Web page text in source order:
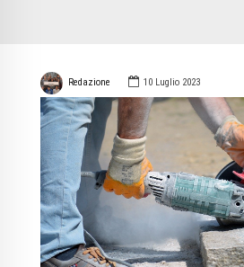
Redazione 10 Luglio 2023